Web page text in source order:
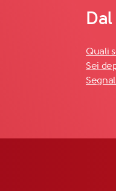
Quali
Sei